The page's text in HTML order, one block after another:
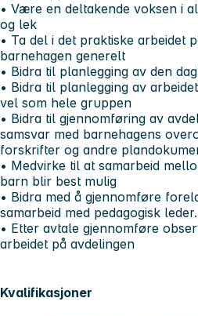
• Være en deltakende voksen i
og lek
• Ta del i det praktiske arbeidet
barnehagen generelt
• Bidra til planlegging av den
• Bidra til planlegging av
vel som hele gruppen
• Bidra til gjennomføring av
samsvar med barnehagens
forskrifter og andre
• Medvirke til at samarbeid
barn blir best mulig
• Bidra med å gjennomføre
samarbeid med pedagogisk leder.
• Etter avtale gjennomføre
arbeidet på avdelingen
Kvalifikasjoner